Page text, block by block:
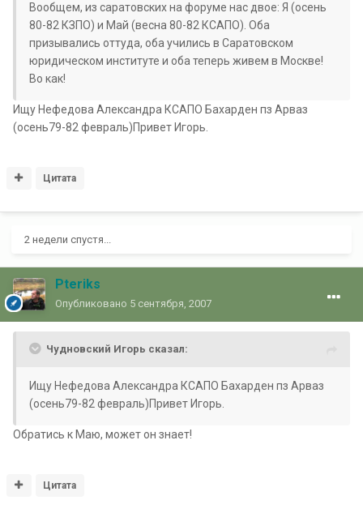
Вообщем, из саратовских на форуме нас двое: Я (осень
80-82 КЗПО) и Май (весна 80-82 КСАПО). Оба
призывались оттуда, оба учились в Саратовском
юридическом институте и оба теперь живем в Москве!
Во как!
Ищу Нефедова Александра КСАПО Бахарден пз Арваз
(осень79-82 февраль)Привет Игорь.
Цитата
2 недели спустя...
Pteriks
Опубликовано 5 сентября, 2007
Чудновский Игорь сказал:
Ищу Нефедова Александра КСАПО Бахарден пз Арваз
(осень79-82 февраль)Привет Игорь.
Обратись к Маю, может он знает!
Цитата